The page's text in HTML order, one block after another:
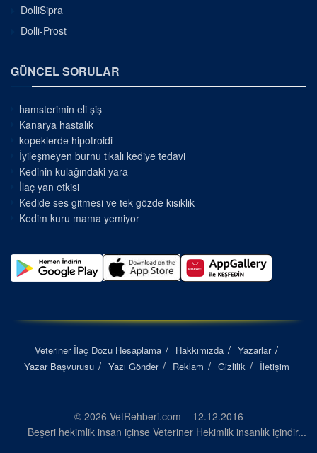
DolliSipra
Dolli-Prost
GÜNCEL SORULAR
hamsterimin eli şiş
Kanarya hastalık
kopeklerde hipotroidi
İyileşmeyen burnu tıkalı kediye tedavi
Kedinin kulağındaki yara
İlaç yan etkisi
Kedide ses gitmesi ve tek gözde kısıklık
Kedim kuru mama yemiyor
Veteriner İlaç Dozu Hesaplama Hakkımızda
Yazarlar
Yazar Başvurusu
Yazı Gönder Reklam Gizlilik İletişim
© 2026 VetRehberi.com – 12.12.2016
Beşeri hekimlik insan içinse Veteriner Hekimlik insanlık içindir...